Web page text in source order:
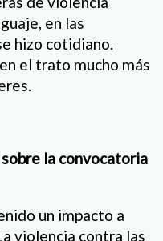
en las
hizo cotidiano.
el trato mucho más
la convocatoria
un impacto a
violencia contra las